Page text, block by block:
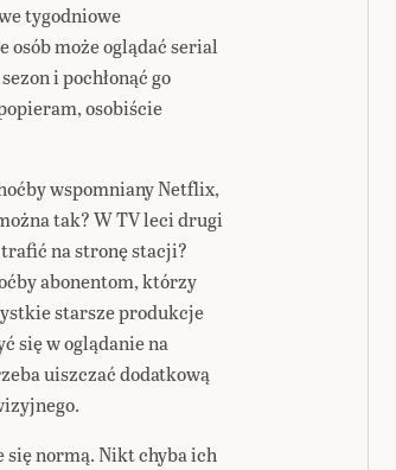
tygodniowe
może oglądać serial
i pochłonąć go
osobiście
wspomniany Netflix,
tak? W TV leci drugi
na stronę stacji?
abonentom, którzy
starsze produkcje
się w oglądanie na
uiszczać dodatkową
się normą. Nikt chyba ich